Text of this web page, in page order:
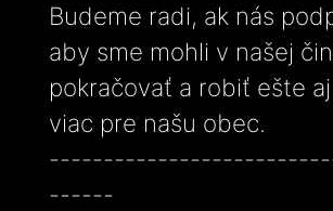
Budeme radi, ak nás
aby sme mohli v našej
pokračovať a robiť ešte
viac pre našu obec.
------